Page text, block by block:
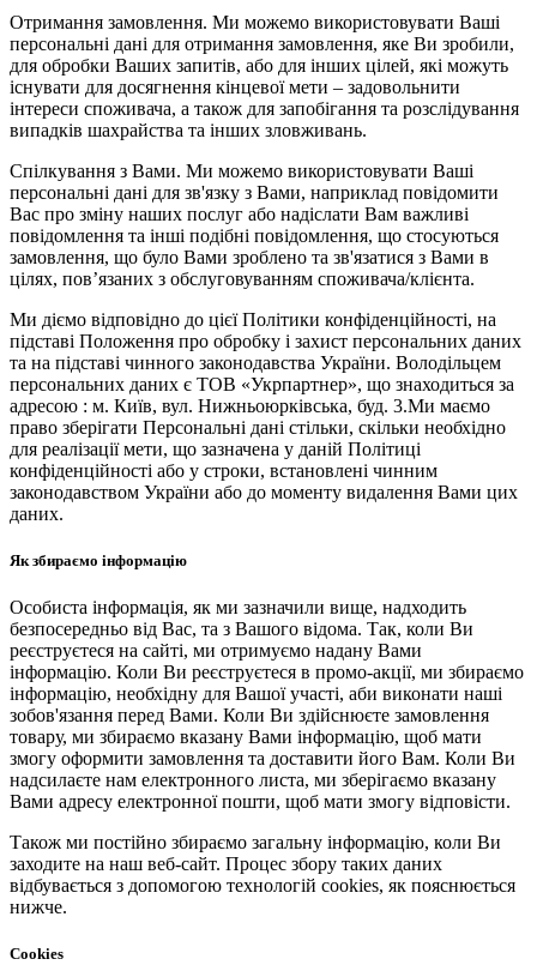
Отримання замовлення. Ми можемо використовувати Ваші
персональні дані для отримання замовлення, яке Ви зробили,
для обробки Ваших запитів, або для інших цілей, які можуть
існувати для досягнення кінцевої мети – задовольнити
інтереси споживача, а також для запобігання та розслідування
випадків шахрайства та інших зловживань.
Спілкування з Вами. Ми можемо використовувати Ваші
персональні дані для зв'язку з Вами, наприклад повідомити
Вас про зміну наших послуг або надіслати Вам важливі
повідомлення та інші подібні повідомлення, що стосуються
замовлення, що було Вами зроблено та зв'язатися з Вами в
цілях, пов’язаних з обслуговуванням споживача/клієнта.
Ми діємо відповідно до цієї Політики конфіденційності, на
підставі Положення про обробку і захист персональних даних
та на підставі чинного законодавства України. Володільцем
персональних даних є ТОВ «Укрпартнер», що знаходиться за
адресою : м. Київ, вул. Нижньоюркiвська, буд. 3.Ми маємо
право зберігати Персональні дані стільки, скільки необхідно
для реалізації мети, що зазначена у даній Політиці
конфіденційності або у строки, встановлені чинним
законодавством України або до моменту видалення Вами цих
даних.
Як збираємо інформацію
Особиста інформація, як ми зазначили вище, надходить
безпосередньо від Вас, та з Вашого відома. Так, коли Ви
реєструєтеся на сайті, ми отримуємо надану Вами
інформацію. Коли Ви реєструєтеся в промо-акції, ми збираємо
інформацію, необхідну для Вашої участі, аби виконати наші
зобов'язання перед Вами. Коли Ви здійснюєте замовлення
товару, ми збираємо вказану Вами інформацію, щоб мати
змогу оформити замовлення та доставити його Вам. Коли Ви
надсилаєте нам електронного листа, ми зберігаємо вказану
Вами адресу електронної пошти, щоб мати змогу відповісти.
Також ми постійно збираємо загальну інформацію, коли Ви
заходите на наш веб-сайт. Процес збору таких даних
відбувається з допомогою технологій cookies, як пояснюється
нижче.
Cookies